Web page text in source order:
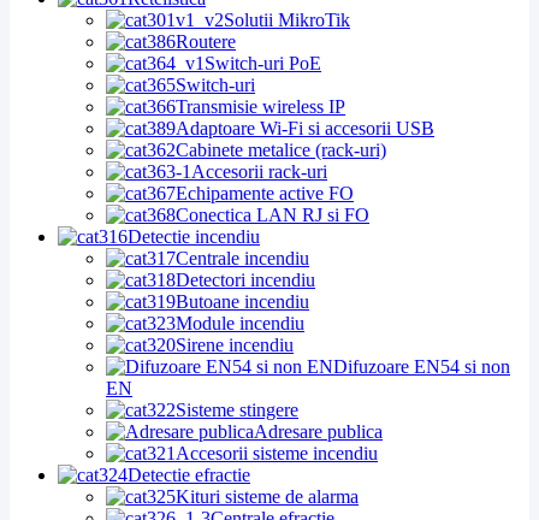
Solutii MikroTik
Routere
Switch-uri PoE
Switch-uri
Transmisie wireless IP
Adaptoare Wi-Fi si accesorii USB
Cabinete metalice (rack-uri)
Accesorii rack-uri
Echipamente active FO
Conectica LAN RJ si FO
Detectie incendiu
Centrale incendiu
Detectori incendiu
Butoane incendiu
Module incendiu
Sirene incendiu
Difuzoare EN54 si non
EN
Sisteme stingere
Adresare publica
Accesorii sisteme incendiu
Detectie efractie
Kituri sisteme de alarma